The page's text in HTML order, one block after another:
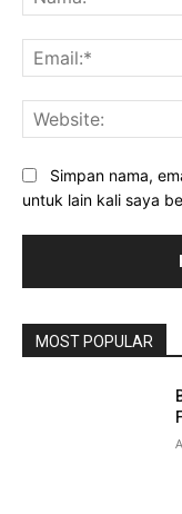
Simpan nama,
untuk lain kali saya
MOST POPULAR